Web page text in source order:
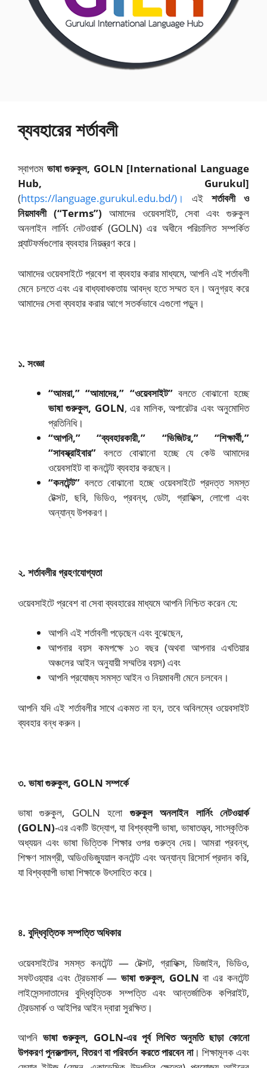
ব্যবহারের শর্তাবলী
স্বাগতম ভাষা গুরুকুল, GOLN [International Language
Hub, Gurukul]
(https://language.gurukul.edu.bd/)। এই শর্তাবলী ও
নিয়মাবলী (“Terms”) আমাদের ওয়েবসাইট, সেবা এবং গুরুকুল
অনলাইন লার্নিং নেটওয়ার্ক (GOLN) এর অধীনে পরিচালিত সম্পর্কিত
প্ল্যাটফর্মগুলোর ব্যবহার নিয়ন্ত্রণ করে।
আমাদের ওয়েবসাইটে প্রবেশ বা ব্যবহার করার মাধ্যমে, আপনি এই শর্তাবলী
মেনে চলতে এবং এর বাধ্যবাধকতায় আবদ্ধ হতে সম্মত হন। অনুগ্রহ করে
আমাদের সেবা ব্যবহার করার আগে সতর্কভাবে এগুলো পড়ুন।
১. সংজ্ঞা
“আমরা,” “আমাদের,” “ওয়েবসাইট”বলতে বোঝানো হচ্ছে
ভাষা গুরুকুল, GOLN, এর মালিক, অপারেটর এবং অনুমোদিত
প্রতিনিধি।
“আপনি,” “ব্যবহারকারী,” “ভিজিটর,” “শিক্ষার্থী,”
“সাবস্ক্রাইবার” বলতে বোঝানো হচ্ছে যে কেউ আমাদের
ওয়েবসাইট বা কনটেন্ট ব্যবহার করছেন।
“কনটেন্ট” বলতে বোঝানো হচ্ছে ওয়েবসাইটে প্রদত্ত সমস্ত
টেক্সট, ছবি, ভিডিও, প্রবন্ধ, ডেটা, গ্রাফিক্স, লোগো এবং
অন্যান্য উপকরণ।
২. শর্তাবলীর গ্রহণযোগ্যতা
ওয়েবসাইটে প্রবেশ বা সেবা ব্যবহারের মাধ্যমে আপনি নিশ্চিত করেন যে:
আপনি এই শর্তাবলী পড়েছেন এবং বুঝেছেন,
আপনার বয়স কমপক্ষে ১৩ বছর (অথবা আপনার এখতিয়ার
অঞ্চলের আইন অনুযায়ী সম্মতির বয়স) এবং
আপনি প্রযোজ্য সমস্ত আইন ও নিয়মাবলী মেনে চলবেন।
আপনি যদি এই শর্তাবলীর সাথে একমত না হন, তবে অবিলম্বে ওয়েবসাইট
ব্যবহার বন্ধ করুন।
৩. ভাষা গুরুকুল, GOLN সম্পর্কে
ভাষা গুরুকুল, GOLN হলো গুরুকুল অনলাইন লার্নিং নেটওয়ার্ক
(GOLN)-এর একটি উদ্যোগ, যা বিশ্বব্যাপী ভাষা, ভাষাতত্ত্ব, সাংস্কৃতিক
অধ্যয়ন এবং ভাষা ভিত্তিক শিক্ষার ওপর গুরুত্ব দেয়। আমরা প্রবন্ধ,
শিক্ষণ সামগ্রী, অডিওভিজ্যুয়াল কনটেন্ট এবং অন্যান্য রিসোর্স প্রদান করি,
যা বিশ্বব্যাপী ভাষা শিক্ষাকে উৎসাহিত করে।
৪. বুদ্ধিবৃত্তিক সম্পত্তি অধিকার
ওয়েবসাইটের সমস্ত কনটেন্ট — টেক্সট, গ্রাফিক্স, ডিজাইন, ভিডিও,
সফটওয়্যার এবং ট্রেডমার্ক —ভাষা গুরুকুল, GOLN বা এর কনটেন্ট
লাইসেন্সদাতাদের বুদ্ধিবৃত্তিক সম্পত্তি এবং আন্তর্জাতিক কপিরাইট,
ট্রেডমার্ক ও আইপির আইন দ্বারা সুরক্ষিত।
আপনি ভাষা গুরুকুল, GOLN-এর পূর্ব লিখিত অনুমতি ছাড়া কোনো
উপকরণ পুনরুত্পাদন, বিতরণ বা পরিবর্তন করতে পারবেন না। শিক্ষামূলক এবং